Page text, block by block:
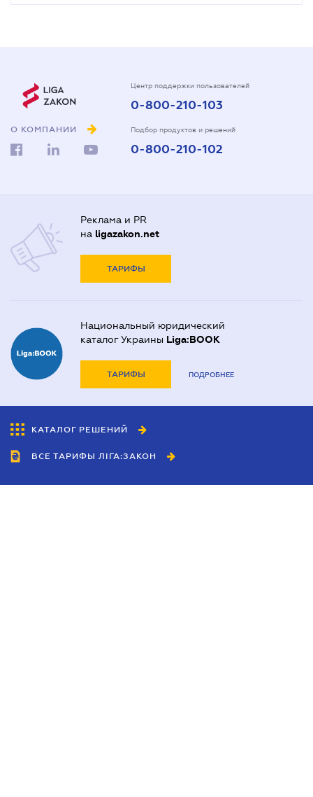
О КОМПАНИИ
Центр поддержки пользователей
0-800-210-103
Подбор продуктов и решений
0-800-210-102
Реклама и PR
на ligazakon.net
ТАРИФЫ
Национальный юридический
каталог Украины Liga:BOOK
ТАРИФЫ ПОДРОБНЕЕ
КАТАЛОГ РЕШЕНИЙ
ВСЕ ТАРИФЫ ЛІГА:ЗАКОН